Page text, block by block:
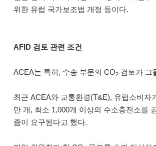
위한 유럽 국가보조법 개정 등이다.
AFID 검토 관련 조건
ACEA는 특히, 수송 부문의 CO2 검토가 그
최근 ACEA와 교통환경(T&E), 유럽소비자
만 개, 최소 1,000개 이상의 수소충전소를
즘이 요구된다고 했다.